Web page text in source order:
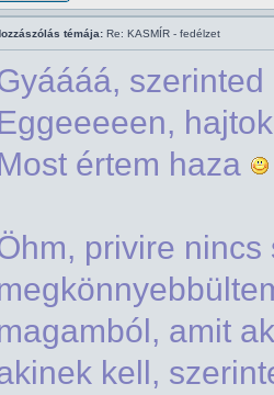
témája: Re: KASMÍR - fedélzet
értem haza
privire
amit
kell,